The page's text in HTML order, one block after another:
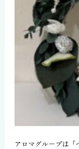
アロマグループは「